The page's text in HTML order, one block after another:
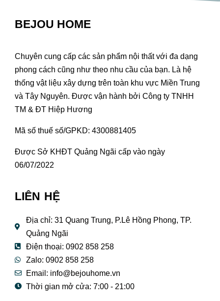
BEJOU HOME
Chuyên cung cấp các sản phẩm nội thất với đa dạng
phong cách cũng như theo nhu cầu của bạn. Là hệ
thống vật liệu xây dựng trên toàn khu vực Miền Trung
và Tây Nguyên. Được vận hành bởi Công ty TNHH
TM & ĐT Hiệp Hương
Mã số thuế số/GPKD: 4300881405
Được Sở KHĐT Quảng Ngãi cấp vào ngày
06/07/2022
LIÊN HỆ
Địa chỉ: 31 Quang Trung, P.Lê Hồng Phong, TP.
Quảng Ngãi
Điện thoại: 0902 858 258
Zalo: 0902 858 258
Email: info@bejouhome.vn
Thời gian mở cửa: 7:00 - 21:00